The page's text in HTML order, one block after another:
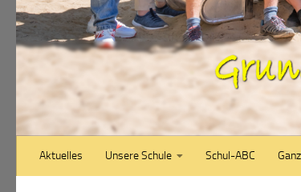
Aktuelles Unsere Schule Schul-ABC